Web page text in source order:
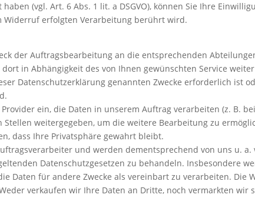
(vgl. Art. 6 Abs. 1 lit. a DSGVO), können Sie Ihre
Widerruf erfolgten Verarbeitung berührt wird.
der Auftragsbearbeitung an die entsprechenden
in Abhängigkeit des von Ihnen gewünschten Service
Datenschutzerklärung genannten Zwecke erforderlich ist
ein, die Daten in unserem Auftrag verarbeiten (z. B.
weitergegeben, um die weitere Bearbeitung zu
dass Ihre Privatsphäre gewahrt bleibt.
und werden dementsprechend von uns u. a.
Datenschutzgesetzen zu behandeln. Insbesondere
Daten für andere Zwecke als vereinbart zu verarbeiten. Die
verkaufen wir Ihre Daten an Dritte, noch vermarkten wir